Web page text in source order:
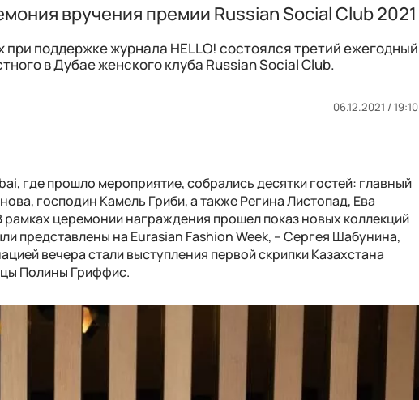
вручения премии Russian Social Club 2021
поддержке журнала HELLO! состоялся третий ежегодный
в Дубае женского клуба Russian Social Club.
06.12.2021 / 19:10
где прошло мероприятие, собрались десятки гостей: главный
господин Камель Гриби, а также Регина Листопад, Ева
церемонии награждения прошел показ новых коллекций
представлены на Eurasian Fashion Week, – Сергея Шабунина,
вечера стали выступления первой скрипки Казахстана
Полины Гриффис.